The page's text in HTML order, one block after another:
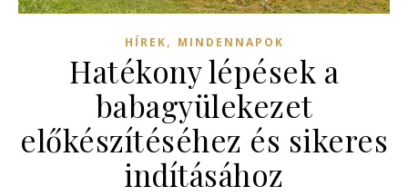
HÍREK, MINDENNAPOK
Hatékony lépések a
babagyülekezet
előkészítéséhez és sikeres
indításához